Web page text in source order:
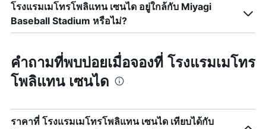
โรงแรมเมโทรโพลิแทน เซนได อยู่ใกล้กับ Miyagi
Baseball Stadium หรือไม่?
คำถามที่พบบ่อยเมื่อจองที่ โรงแรมเมโทร
โพลิแทน เซนได
ราคาที่ โรงแรมเมโทรโพลิแทน เซนได เทียบได้กับ